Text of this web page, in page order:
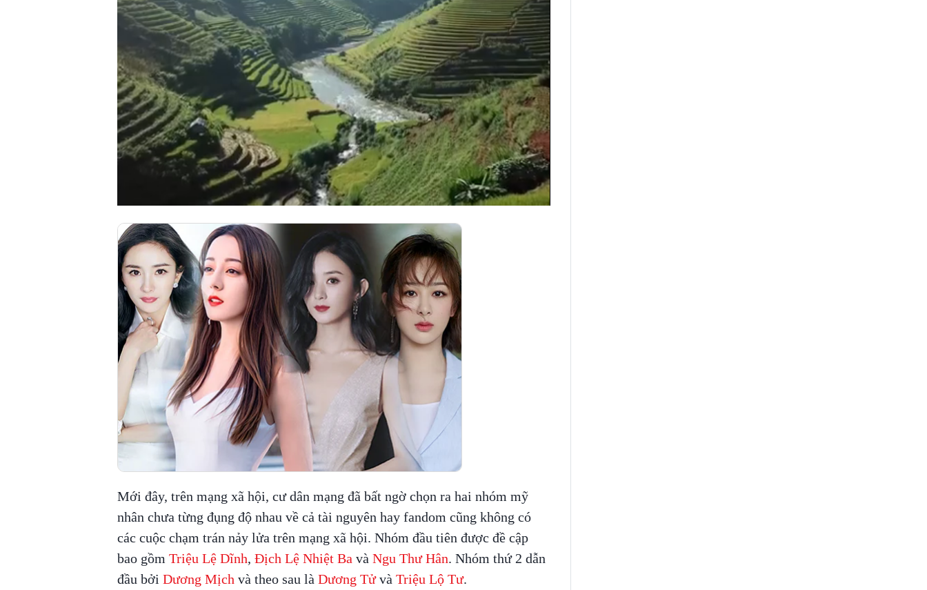
Mới đây, trên mạng xã hội, cư dân mạng đã bất ngờ chọn ra hai nhóm mỹ
nhân chưa từng đụng độ nhau về cả tài nguyên hay fandom cũng không có
các cuộc chạm trán nảy lửa trên mạng xã hội. Nhóm đầu tiên được đề cập
bao gồm Triệu Lệ Dĩnh, Địch Lệ Nhiệt Ba và Ngu Thư Hân. Nhóm thứ 2 dẫn
đầu bởi Dương Mịch và theo sau là Dương Tửvà Triệu Lộ Tư.